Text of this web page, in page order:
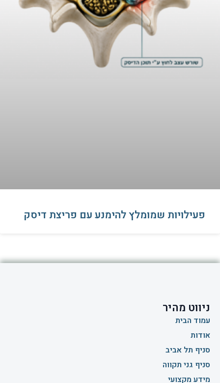
פעילויות שמומלץ להימנע עם פריצת דיסק
ניווט מהיר
עמוד הבית
אודות
סניף תל אביב
סניף גני תקווה
מידע מקצועי